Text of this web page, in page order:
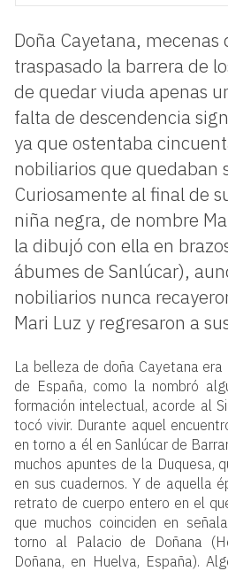
Doña Cayetana, mecenas
traspasado la barrera de
de quedar viuda apenas
falta de descendencia
ya que ostentaba
nobiliarios que quedaban
Curiosamente al final de
niña negra, de nombre
la dibujó con ella en
ábumes de Sanlúcar),
nobiliarios nunca
Mari Luz y regresaron a
La belleza de doña Cayetana
de España, como la nombró
formación intelectual, acorde al
tocó vivir. Durante aquel
en torno a él en Sanlúcar de
muchos apuntes de la Duquesa,
en sus cuadernos. Y de aquella
retrato de cuerpo entero en el
que muchos coinciden en
torno al Palacio de Doñana
Doñana, en Huelva, España).